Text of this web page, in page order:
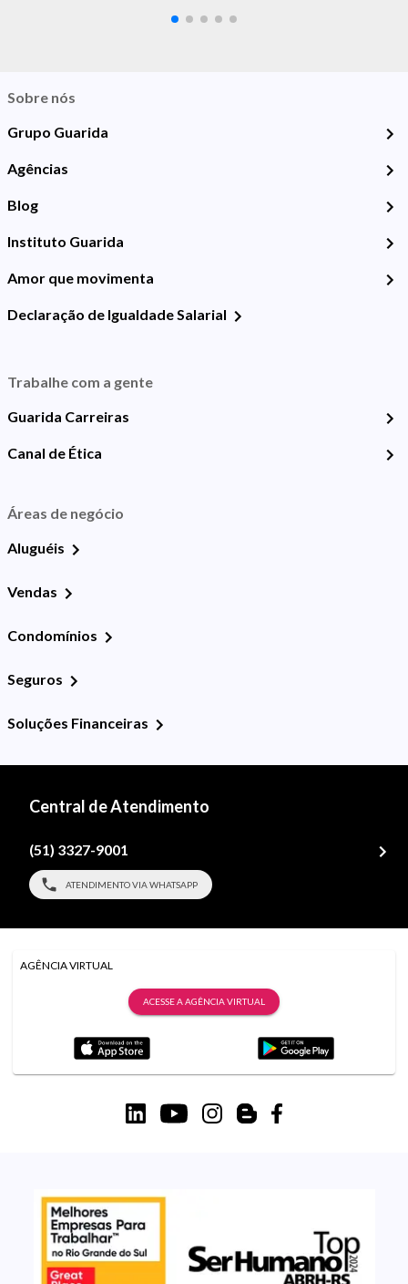
Sobre nós
Grupo Guarida
Agências
Blog
Instituto Guarida
Amor que movimenta
Declaração de Igualdade Salarial
Trabalhe com a gente
Guarida Carreiras
Canal de Ética
Áreas de negócio
Aluguéis
Vendas
Condomínios
Seguros
Soluções Financeiras
Central de Atendimento
(51) 3327-9001
ATENDIMENTO VIA WHATSAPP
AGÊNCIA VIRTUAL
ACESSE A AGÊNCIA VIRTUAL